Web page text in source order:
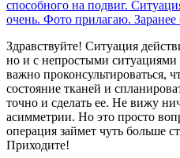
способного на подвиг.
очень. Фото прилагаю. Заранее
Здравствуйте! Ситуация
но и с непростыми ситуациями
важно проконсультироваться,
состояние тканей и
точно и сделать ее. Не вижу
асимметрии. Но это просто
операция займет чуть больше
Приходите!